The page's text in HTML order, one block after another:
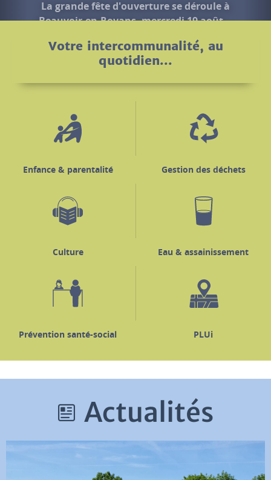
Votre intercommunalité, au
quotidien...
Enfance & parentalité Gestion des déchets
Culture Eau & assainissement
Prévention santé-social PLUi
Actualités